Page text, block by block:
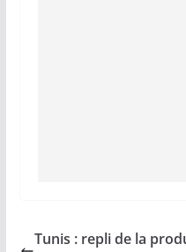
Tunis : repli de la